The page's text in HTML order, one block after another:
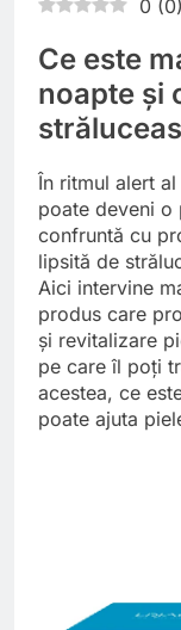
0 (0)
Ce este
noapte și
În ritmul alert
poate deveni o
confruntă cu
lipsită de
Aici intervine
produs care
și revitalizare
pe care îl poți
acestea, ce
poate ajuta